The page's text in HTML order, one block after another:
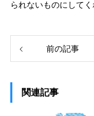
られないものにしてく
前の記事
関連記事